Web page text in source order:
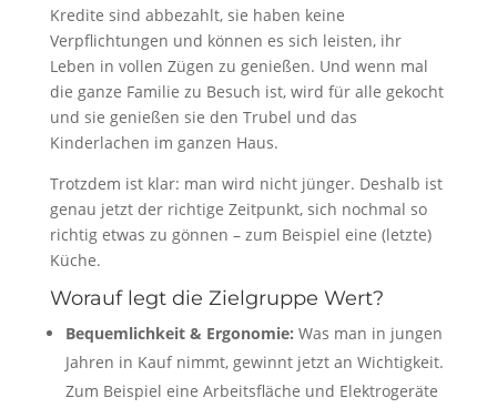
Kredite sind abbezahlt, sie haben keine
Verpflichtungen und können es sich leisten, ihr
Leben in vollen Zügen zu genießen. Und wenn mal
die ganze Familie zu Besuch ist, wird für alle gekocht
und sie genießen sie den Trubel und das
Kinderlachen im ganzen Haus.
Trotzdem ist klar: man wird nicht jünger. Deshalb ist
genau jetzt der richtige Zeitpunkt, sich nochmal so
richtig etwas zu gönnen – zum Beispiel eine (letzte)
Küche.
Worauf legt die Zielgruppe Wert?
Bequemlichkeit & Ergonomie: Was man in jungen
Jahren in Kauf nimmt, gewinnt jetzt an Wichtigkeit.
Zum Beispiel eine Arbeitsfläche und Elektrogeräte